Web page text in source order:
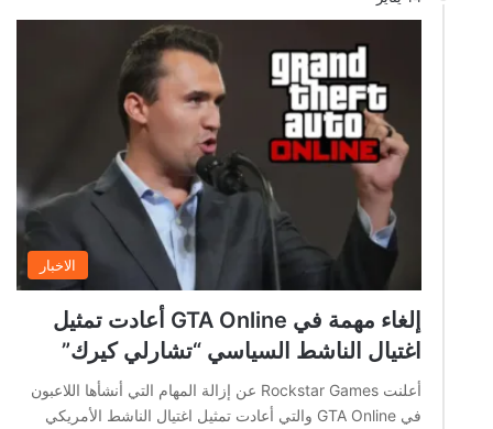
الاخبار
إلغاء مهمة في GTA Online أعادت تمثيل
اغتيال الناشط السياسي “تشارلي كيرك”
أعلنت Rockstar Games عن إزالة المهام التي أنشأها اللاعبون
في GTA Online والتي أعادت تمثيل اغتيال الناشط الأمريكي